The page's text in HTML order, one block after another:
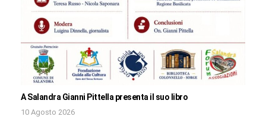
A Salandra Gianni Pittella presenta il suo libro
10 Agosto 2026